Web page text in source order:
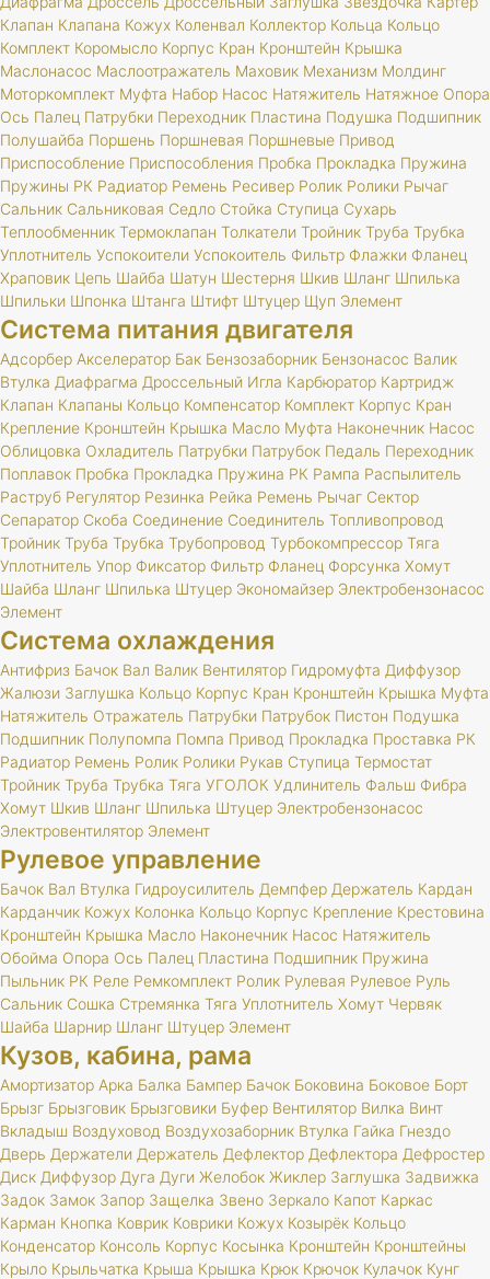
Клапан Клапана Кожух Коленвал Коллектор Кольца Кольцо
Комплект Коромысло Корпус Кран Кронштейн Крышка
Маслонасос Маслоотражатель Маховик Механизм Молдинг
Моторкомплект Муфта Набор Насос Натяжитель Натяжное Опора
Ось Палец Патрубки Переходник Пластина Подушка Подшипник
Полушайба Поршень Поршневая Поршневые Привод
Приспособление Приспособления Пробка Прокладка Пружина
Пружины РК Радиатор Ремень Ресивер Ролик Ролики Рычаг
Сальник Сальниковая Седло Стойка Ступица Сухарь
Теплообменник Термоклапан Толкатели Тройник Труба Трубка
Уплотнитель Успокоители Успокоитель Фильтр Флажки Фланец
Храповик Цепь Шайба Шатун Шестерня Шкив Шланг Шпилька
Шпильки Шпонка Штанга Штифт Штуцер Щуп Элемент
Система питания двигателя
Адсорбер Акселератор Бак Бензозаборник Бензонасос Валик
Втулка Диафрагма Дроссельный Игла Карбюратор Картридж
Клапан Клапаны Кольцо Компенсатор Комплект Корпус Кран
Крепление Кронштейн Крышка Масло Муфта Наконечник Насос
Облицовка Охладитель Патрубки Патрубок Педаль Переходник
Поплавок Пробка Прокладка Пружина РК Рампа Распылитель
Раструб Регулятор Резинка Рейка Ремень Рычаг Сектор
Сепаратор Скоба Соединение Соединитель Топливопровод
Тройник Труба Трубка Трубопровод Турбокомпрессор Тяга
Уплотнитель Упор Фиксатор Фильтр Фланец Форсунка Хомут
Шайба Шланг Шпилька Штуцер Экономайзер Электробензонасос
Элемент
Система охлаждения
Антифриз Бачок Вал Валик Вентилятор Гидромуфта Диффузор
Жалюзи Заглушка Кольцо Корпус Кран Кронштейн Крышка Муфта
Натяжитель Отражатель Патрубки Патрубок Пистон Подушка
Подшипник Полупомпа Помпа Привод Прокладка Проставка РК
Радиатор Ремень Ролик Ролики Рукав Ступица Термостат
Тройник Труба Трубка Тяга УГОЛОК Удлинитель Фальш Фибра
Хомут Шкив Шланг Шпилька Штуцер Электробензонасос
Электровентилятор Элемент
Рулевое управление
Бачок Вал Втулка Гидроусилитель Демпфер Держатель Кардан
Карданчик Кожух Колонка Кольцо Корпус Крепление Крестовина
Кронштейн Крышка Масло Наконечник Насос Натяжитель
Обойма Опора Ось Палец Пластина Подшипник Пружина
Пыльник РК Реле Ремкомплект Ролик Рулевая Рулевое Руль
Сальник Сошка Стремянка Тяга Уплотнитель Хомут Червяк
Шайба Шарнир Шланг Штуцер Элемент
Кузов, кабина, рама
Амортизатор Арка Балка Бампер Бачок Боковина Боковое Борт
Брызг Брызговик Брызговики Буфер Вентилятор Вилка Винт
Вкладыш Воздуховод Воздухозаборник Втулка Гайка Гнездо
Дверь Держатели Держатель Дефлектор Дефлектора Дефростер
Диск Диффузор Дуга Дуги Желобок Жиклер Заглушка Задвижка
Задок Замок Запор Защелка Звено Зеркало Капот Каркас
Карман Кнопка Коврик Коврики Кожух Козырёк Кольцо
Конденсатор Консоль Корпус Косынка Кронштейн Кронштейны
Крыло Крыльчатка Крыша Крышка Крюк Крючок Кулачок Кунг